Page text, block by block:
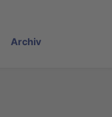
Archiv